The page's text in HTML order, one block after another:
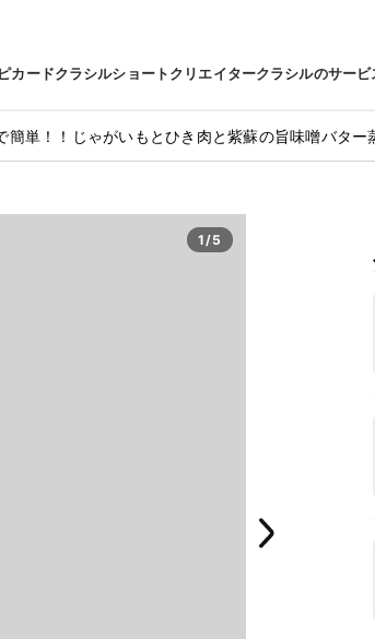
カードクラシルショートクリエイタークラシルのサービ
簡単！！じゃがいもとひき肉と紫蘇の旨味噌バター
1/5